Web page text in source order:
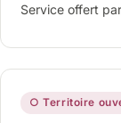
Service offert
○ Territoire